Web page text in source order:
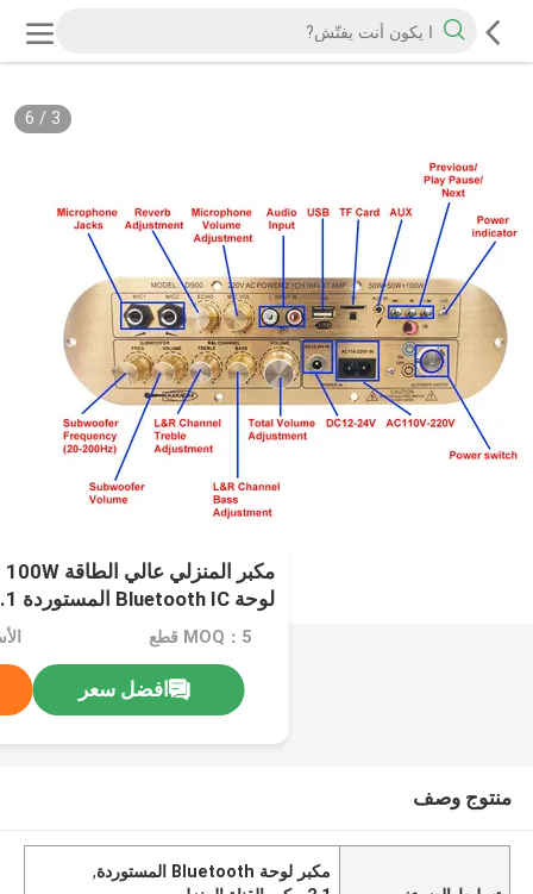
3
/
6
لوحة Bluetooth IC المستوردة 2.1 قناة
MOQ：5 قطع
افضل سعر
منتوج وصف
مكبر لوحة Bluetooth المستوردة
,